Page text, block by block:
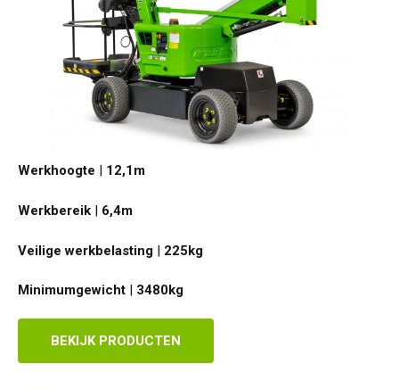
Werkhoogte | 12,1m
Werkbereik | 6,4m
Veilige werkbelasting | 225kg
Minimumgewicht | 3480kg
BEKIJK PRODUCTEN